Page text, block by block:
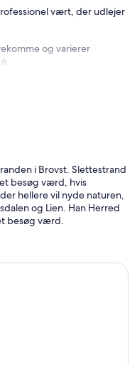
vært, der udlejer
og varierer
i Brovst. Slettestrand
besøg værd, hvis
hellere vil nyde naturen,
og Lien. Han Herred
besøg værd.